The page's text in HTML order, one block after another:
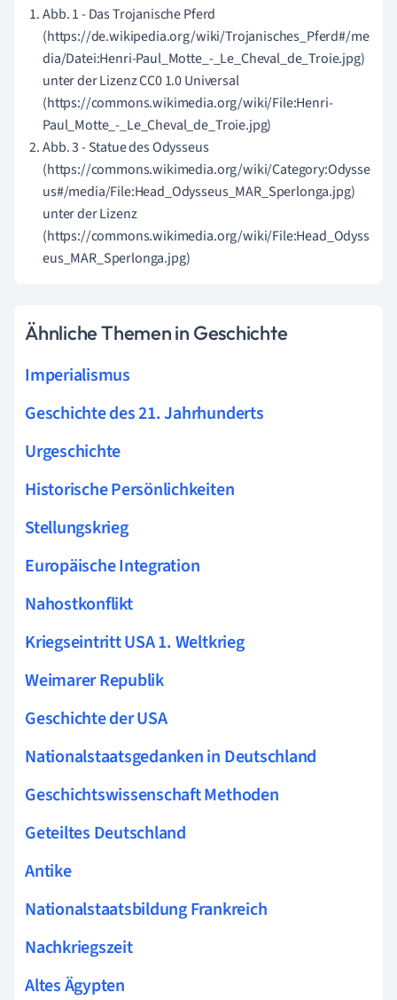
Abb. 1 - Das Trojanische Pferd
(https://de.wikipedia.org/wiki/Trojanisches_Pferd#/me
dia/Datei:Henri-Paul_Motte_-_Le_Cheval_de_Troie.jpg)
unter der Lizenz CC0 1.0 Universal
(https://commons.wikimedia.org/wiki/File:Henri-
Paul_Motte_-_Le_Cheval_de_Troie.jpg)
Abb. 3 - Statue des Odysseus
(https://commons.wikimedia.org/wiki/Category:Odysse
us#/media/File:Head_Odysseus_MAR_Sperlonga.jpg)
unter der Lizenz
(https://commons.wikimedia.org/wiki/File:Head_Odyss
eus_MAR_Sperlonga.jpg)
Ähnliche Themen in Geschichte
Imperialismus
Geschichte des 21. Jahrhunderts
Urgeschichte
Historische Persönlichkeiten
Stellungskrieg
Europäische Integration
Nahostkonflikt
Kriegseintritt USA 1. Weltkrieg
Weimarer Republik
Geschichte der USA
Nationalstaatsgedanken in Deutschland
Geschichtswissenschaft Methoden
Geteiltes Deutschland
Antike
Nationalstaatsbildung Frankreich
Nachkriegszeit
Altes Ägypten